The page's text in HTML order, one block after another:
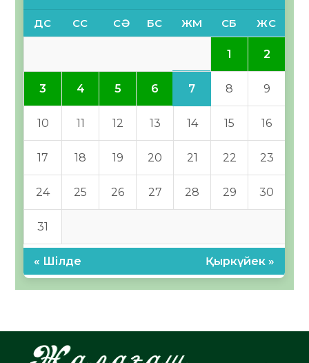
ДС СС СӘ БС ЖМ СБ ЖС
1 2
3 4 5 6 7 8 9
10 11 12 13 14 15 16
17 18 19 20 21 22 23
24 25 26 27 28 29 30
31
« Шілде Қыркүйек »